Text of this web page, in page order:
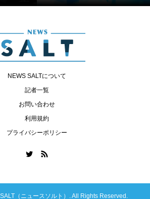
NEWS SALTについて
記者一覧
お問い合わせ
利用規約
プライバシーポリシー
（ニュースソルト）. All Rights Reserved.